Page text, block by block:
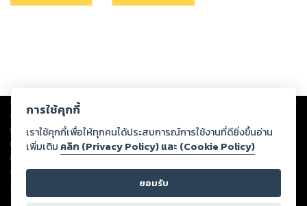
Copyright © 2026
ต่อผลงานหรือเนื้อหาใดที่อัปโหลดผ่านเว็บไซต์และปรากฏว่าละเมิดสิทธิใน
ทรัพย์สินทางปัญญาของบุคคลอื่นหรือขัดต่อกฎหมายและศีลธรรม ดังนั้น ผู้อ่าน
ทุกท่านโปรดใช้วิจารณญาณในการกลั่นกรองด้วยตนเอง และหากท่านพบว่าส่วน
หนึ่งส่วนใดขัดต่อกฎหมายและศีลธรรม กรุณาแจ้งมายังบริษัท เพื่อทีมงานจะได้
ดำเนินการในทันที ทั้งนี้ ทางสตอรี่ล็อกขอสงวนลิขสิทธิ์ตามพระราชบัญญัติ
ลิขสิทธิ์ พ.ศ. 2537 (ฉบับล่าสุด)
การใช้คุกกี้
เราใช้คุกกี้เพื่อให้ทุกคนได้ประสบการณ์การใช้งานที่ดียิ่งขึ้นอ่าน
เพิ่มเติม คลิก (Privacy Policy) และ (Cookie Policy)
ยอมรับ